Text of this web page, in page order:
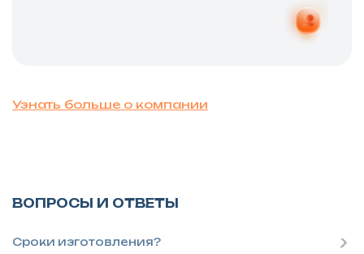
Узнать больше о компании
ВОПРОСЫ И ОТВЕТЫ
Сроки изготовления?